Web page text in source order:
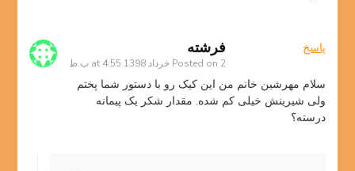
فرشته
Posted on 2 خرداد 1398 at 4:55 ب.ظ
پاسخ
سلام مهرشین خانم من این کیک رو با دستور شما پختم
ولی شیرینش خیلی کم شده. مقدار شکر یک پیمانه
درسته؟